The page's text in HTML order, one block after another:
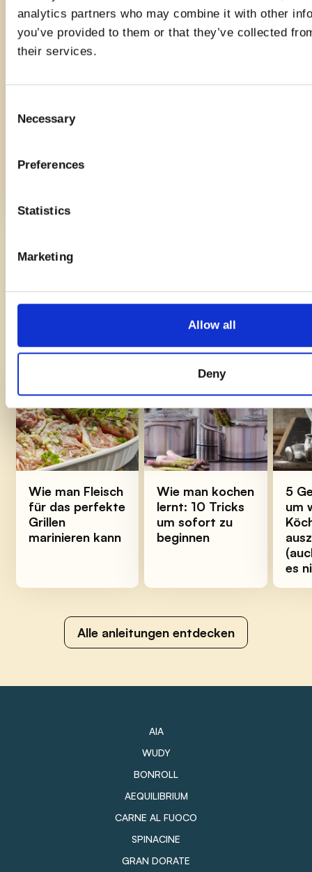
analytics partners who may combine it with other
you’ve provided to them or that they’ve collected
their services.
Selection
Necessary
Preferences
Statistics
Marketing
Allow all
Deny
Halbe Paccheri mit Datterini-
Soße und Luganega
Andere Ratgeber, die dir
gefallen könnten
Wie man Fleisch
für das perfekte
Grillen
marinieren kann
Wie man kochen
lernt: 10 Tricks
um sofort zu
beginnen
5
um
es
Alle anleitungen entdecken
AIA
WUDY
BONROLL
AEQUILIBRIUM
CARNE AL FUOCO
SPINACINE
GRAN DORATE